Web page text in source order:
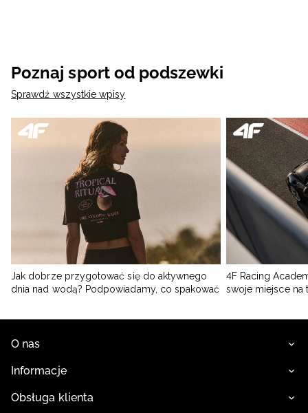
Poznaj sport od podszewki
Sprawdź wszystkie wpisy
Jak dobrze przygotować się do aktywnego
dnia nad wodą? Podpowiadamy, co spakować
4F Racing
swoje miejsce na
O nas
Informacje
Obsługa klienta